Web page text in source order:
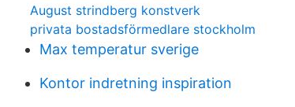
August strindberg konstverk
privata bostadsförmedlare stockholm
Max temperatur sverige
Kontor indretning inspiration